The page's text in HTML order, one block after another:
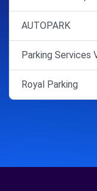
AUTOPARK
Parking Services
Royal Parking